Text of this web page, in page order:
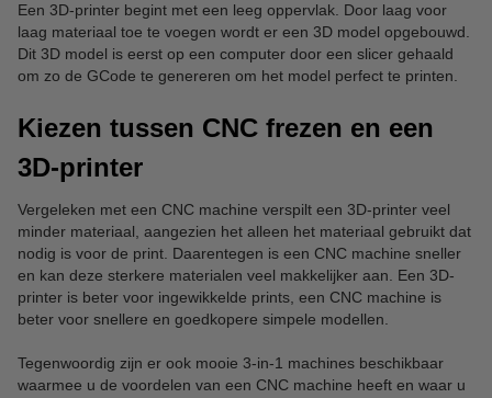
Een 3D-printer begint met een leeg oppervlak. Door laag voor
laag materiaal toe te voegen wordt er een 3D model opgebouwd.
Dit 3D model is eerst op een computer door een slicer gehaald
om zo de GCode te genereren om het model perfect te printen.
Kiezen tussen CNC frezen en een
3D-printer
Vergeleken met een CNC machine verspilt een 3D-printer veel
minder materiaal, aangezien het alleen het materiaal gebruikt dat
nodig is voor de print. Daarentegen is een CNC machine sneller
en kan deze sterkere materialen veel makkelijker aan. Een 3D-
printer is beter voor ingewikkelde prints, een CNC machine is
beter voor snellere en goedkopere simpele modellen.
Tegenwoordig zijn er ook mooie 3-in-1 machines beschikbaar
waarmee u de voordelen van een CNC machine heeft en waar u